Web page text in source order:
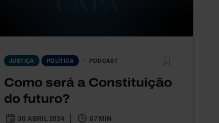
JUSTIÇA POLÍTICA PODCAST
Como será a Constituição
do futuro?
30 ABRIL 2024 67 MIN